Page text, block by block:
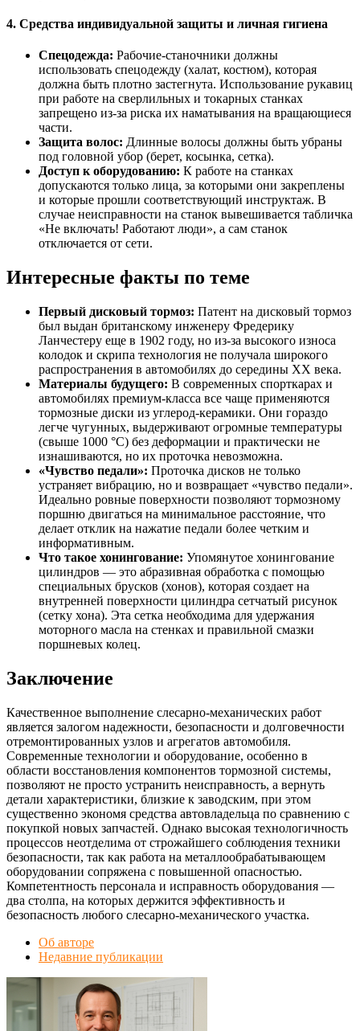
4. Средства индивидуальной защиты и личная гигиена
Спецодежда: Рабочие-станочники должны
использовать спецодежду (халат, костюм), которая
должна быть плотно застегнута. Использование рукавиц
при работе на сверлильных и токарных станках
запрещено из-за риска их наматывания на вращающиеся
части.
Защита волос: Длинные волосы должны быть убраны
под головной убор (берет, косынка, сетка).
Доступ к оборудованию: К работе на станках
допускаются только лица, за которыми они закреплены
и которые прошли соответствующий инструктаж. В
случае неисправности на станок вывешивается табличка
«Не включать! Работают люди», а сам станок
отключается от сети.
Интересные факты по теме
Первый дисковый тормоз: Патент на дисковый тормоз
был выдан британскому инженеру Фредерику
Ланчестеру еще в 1902 году, но из-за высокого износа
колодок и скрипа технология не получала широкого
распространения в автомобилях до середины XX века.
Материалы будущего: В современных спорткарах и
автомобилях премиум-класса все чаще применяются
тормозные диски из углерод-керамики. Они гораздо
легче чугунных, выдерживают огромные температуры
(свыше 1000 °C) без деформации и практически не
изнашиваются, но их проточка невозможна.
«Чувство педали»: Проточка дисков не только
устраняет вибрацию, но и возвращает «чувство педали».
Идеально ровные поверхности позволяют тормозному
поршню двигаться на минимальное расстояние, что
делает отклик на нажатие педали более четким и
информативным.
Что такое хонингование: Упомянутое хонингование
цилиндров — это абразивная обработка с помощью
специальных брусков (хонов), которая создает на
внутренней поверхности цилиндра сетчатый рисунок
(сетку хона). Эта сетка необходима для удержания
моторного масла на стенках и правильной смазки
поршневых колец.
Заключение
Качественное выполнение слесарно-механических работ
является залогом надежности, безопасности и долговечности
отремонтированных узлов и агрегатов автомобиля.
Современные технологии и оборудование, особенно в
области восстановления компонентов тормозной системы,
позволяют не просто устранить неисправность, а вернуть
детали характеристики, близкие к заводским, при этом
существенно экономя средства автовладельца по сравнению с
покупкой новых запчастей. Однако высокая технологичность
процессов неотделима от строжайшего соблюдения техники
безопасности, так как работа на металлообрабатывающем
оборудовании сопряжена с повышенной опасностью.
Компетентность персонала и исправность оборудования —
два столпа, на которых держится эффективность и
безопасность любого слесарно-механического участка.
Об авторе
Недавние публикации